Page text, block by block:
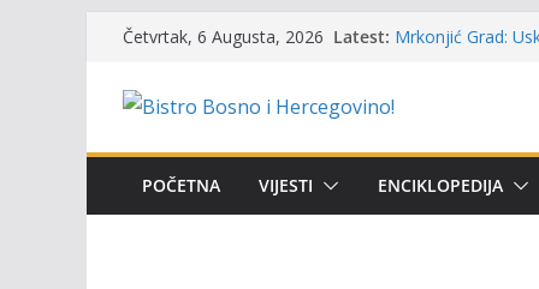
content
Četvrtak, 6 Augusta, 2026 Latest: Mrkonjić Grad:
osvojili prelazni
Masovni pomor
POČETNA VIJESTI ENCIKLOPEDIJA